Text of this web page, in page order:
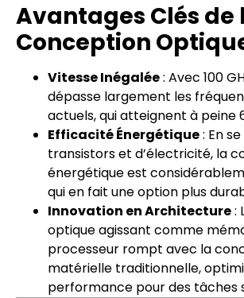
Avantages Clés de
Conception
Vitesse Inégalée: Avec 100
dépasse largement les
actuels, qui atteignent à peine
Efficacité Énergétique: En
transistors et d’électricité, la
énergétique est
qui en fait une option plus
Innovation en Architecture:
optique agissant comme
processeur rompt avec la
matérielle traditionnelle,
performance pour des tâches